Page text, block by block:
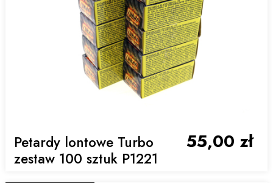
Petardy lontowe Turbo
zestaw 100 sztuk P1221
55,00 zł